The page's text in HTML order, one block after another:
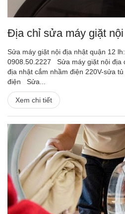
Địa chỉ sửa máy giặt
Sửa máy giặt nội địa nhật quận 12
0908.50.2227 Sửa máy giặt nội địa
địa nhật cắm nhầm điện 220V-sửa
điện Sửa...
Xem chi tiết